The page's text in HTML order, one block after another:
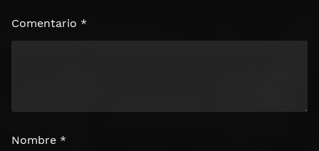
Comentario *
Nombre *